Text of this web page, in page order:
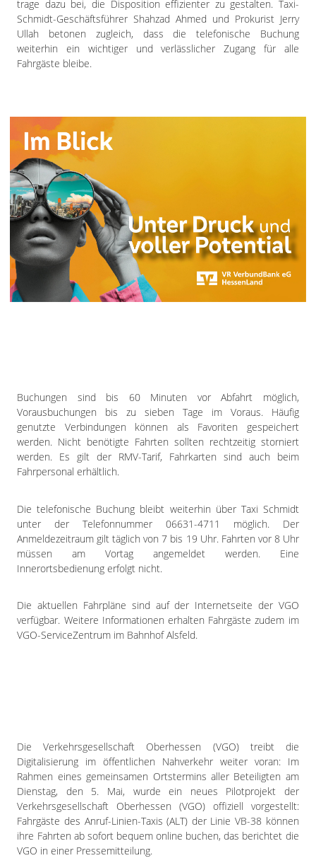
trage dazu bei, die Disposition effizienter zu gestalten. Taxi-
Schmidt-Geschäftsführer Shahzad Ahmed und Prokurist Jerry
Ullah betonen zugleich, dass die telefonische Buchung
weiterhin ein wichtiger und verlässlicher Zugang für alle
Fahrgäste bleibe.
Buchungen sind bis 60 Minuten vor Abfahrt möglich,
Vorausbuchungen bis zu sieben Tage im Voraus. Häufig
genutzte Verbindungen können als Favoriten gespeichert
werden. Nicht benötigte Fahrten sollten rechtzeitig storniert
werden. Es gilt der RMV-Tarif, Fahrkarten sind auch beim
Fahrpersonal erhältlich.
Die telefonische Buchung bleibt weiterhin über Taxi Schmidt
unter der Telefonnummer 06631-4711 möglich. Der
Anmeldezeitraum gilt täglich von 7 bis 19 Uhr. Fahrten vor 8 Uhr
müssen am Vortag angemeldet werden. Eine
Innerortsbedienung erfolgt nicht.
Die aktuellen Fahrpläne sind auf der Internetseite der VGO
verfügbar. Weitere Informationen erhalten Fahrgäste zudem im
VGO-ServiceZentrum im Bahnhof Alsfeld.
Die Verkehrsgesellschaft Oberhessen (VGO) treibt die
Digitalisierung im öffentlichen Nahverkehr weiter voran: Im
Rahmen eines gemeinsamen Ortstermins aller Beteiligten am
Dienstag, den 5. Mai, wurde ein neues Pilotprojekt der
Verkehrsgesellschaft Oberhessen (VGO) offiziell vorgestellt:
Fahrgäste des Anruf-Linien-Taxis (ALT) der Linie VB-38 können
ihre Fahrten ab sofort bequem online buchen, das berichtet die
VGO in einer Pressemitteilung.